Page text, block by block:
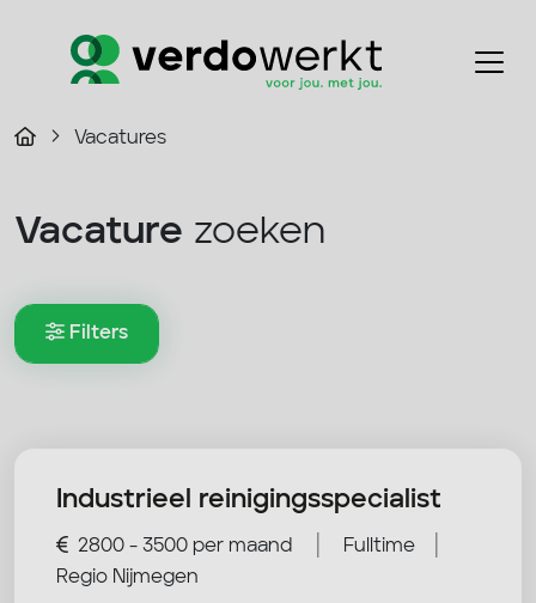
Vacatures
Vacature zoeken
Filters
Industrieel reinigingsspecialist
2800 - 3500 per maand Fulltime
Regio Nijmegen